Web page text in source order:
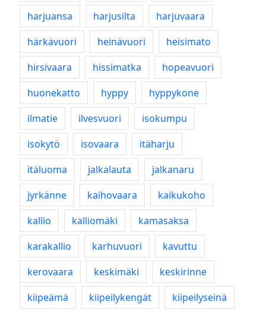
harjuansa
harjusilta
harjuvaara
härkävuori
heinävuori
heisimato
hirsivaara
hissimatka
hopeavuori
huonekatto
hyppy
hyppykone
ilmatie
ilvesvuori
isokumpu
isokytö
isovaara
itäharju
itäluoma
jalkalauta
jalkanaru
jyrkänne
kaihovaara
kaikukoho
kallio
kalliomäki
kamasaksa
karakallio
karhuvuori
kavuttu
kerovaara
keskimäki
keskirinne
kiipeämä
kiipeilykengät
kiipeilyseinä